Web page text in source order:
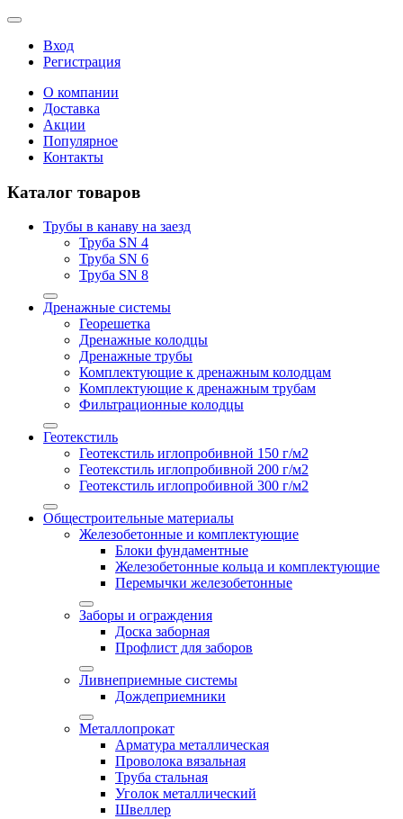
Вход
Регистрация
О компании
Доставка
Акции
Популярное
Контакты
Каталог товаров
Трубы в канаву на заезд
Труба SN 4
Труба SN 6
Труба SN 8
Дренажные системы
Георешетка
Дренажные колодцы
Дренажные трубы
Комплектующие к дренажным колодцам
Комплектующие к дренажным трубам
Фильтрационные колодцы
Геотекстиль
Геотекстиль иглопробивной 150 г/м2
Геотекстиль иглопробивной 200 г/м2
Геотекстиль иглопробивной 300 г/м2
Общестроительные материалы
Железобетонные и комплектующие
Блоки фундаментные
Железобетонные кольца и комплектующие
Перемычки железобетонные
Заборы и ограждения
Доска заборная
Профлист для заборов
Ливнеприемные системы
Дождеприемники
Металлопрокат
Арматура металлическая
Проволока вязальная
Труба стальная
Уголок металлический
Швеллер